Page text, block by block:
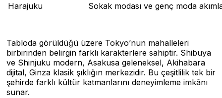
Harajuku
Sokak modası ve genç moda
Tabloda görüldüğü üzere Tokyo’nun mahalleleri
birbirinden belirgin farklı karakterlere sahiptir. Shibuya
ve Shinjuku modern, Asakusa geleneksel, Akihabara
dijital, Ginza klasik şıklığın merkezidir. Bu çeşitlilik tek bir
şehirde farklı kültür katmanlarını deneyimleme imkânı
sunar.